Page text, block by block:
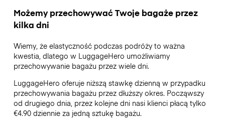
Możemy przechowywać Twoje bagaże przez
kilka dni
Wiemy, że elastyczność podczas podróży to ważna
kwestia, dlatego w LuggageHero umożliwiamy
przechowywanie bagażu przez wiele dni.
LuggageHero oferuje niższą stawkę dzienną w przypadku
przechowywania bagażu przez dłuższy okres. Począwszy
od drugiego dnia, przez kolejne dni nasi klienci płacą tylko
€4.90 dziennie za jedną sztukę bagażu.